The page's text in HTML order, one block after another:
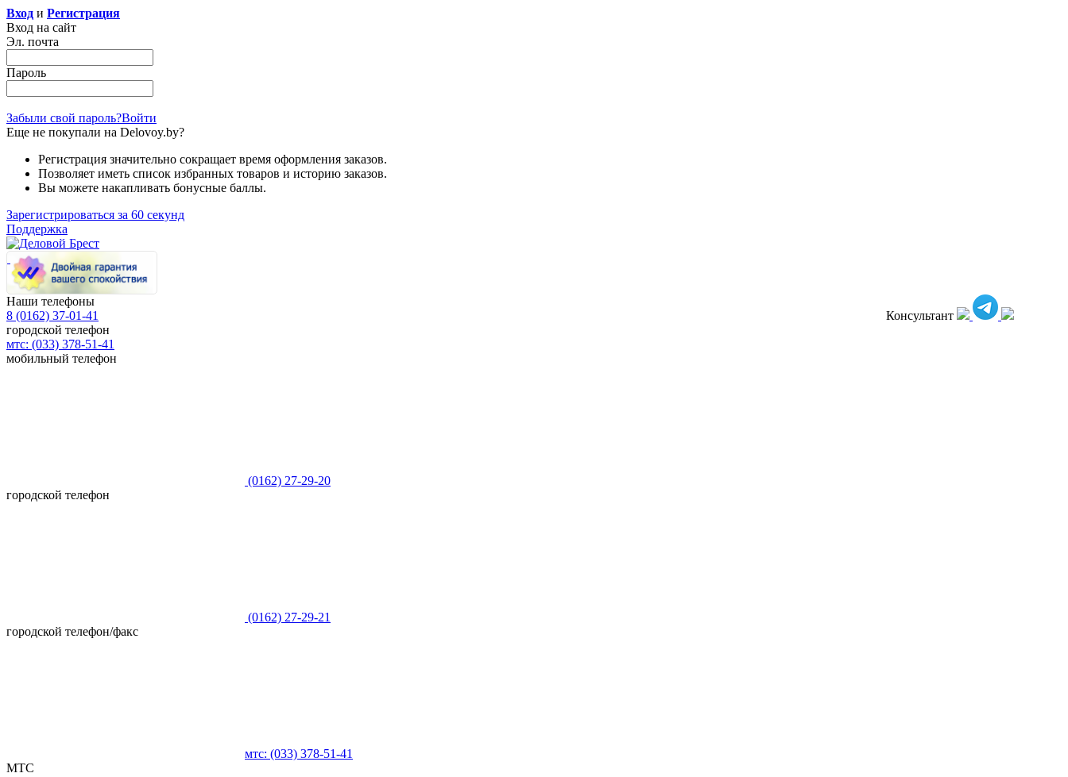
Вход и Регистрация
Вход на сайт
Эл. почта
Пароль
Забыли свой пароль?Войти
Еще не покупали на Delovoy.by?
Регистрация значительно сокращает время оформления заказов.
Позволяет иметь список избранных товаров и историю заказов.
Вы можете накапливать бонусные баллы.
Зарегистрироваться за 60 секунд
Поддержка
Консультант
Наши телефоны
8 (0162) 37-01-41
городской телефон
мтс: (033) 378-51-41
мобильный телефон
(0162) 27-29-20
городской телефон
(0162) 27-29-21
городской телефон/факс
мтс: (033) 378-51-41
MTC